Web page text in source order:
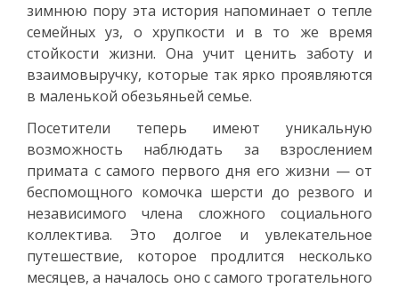
зимнюю пору эта история напоминает о тепле
семейных уз, о хрупкости и в то же время
стойкости жизни. Она учит ценить заботу и
взаимовыручку, которые так ярко проявляются
в маленькой обезьяньей семье.
Посетители теперь имеют уникальную
возможность наблюдать за взрослением
примата с самого первого дня его жизни — от
беспомощного комочка шерсти до резвого и
независимого члена сложного социального
коллектива. Это долгое и увлекательное
путешествие, которое продлится несколько
месяцев, а началось оно с самого трогательного